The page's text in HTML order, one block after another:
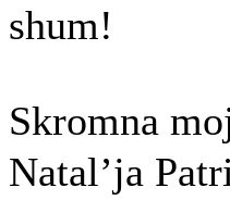
shum!
Skromna
Natal’ja